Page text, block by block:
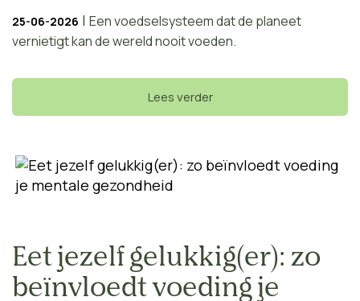
25-06-2026 | Een voedselsysteem dat de planeet
vernietigt kan de wereld nooit voeden.
Lees verder
Eet jezelf gelukkig(er): zo
beïnvloedt voeding je